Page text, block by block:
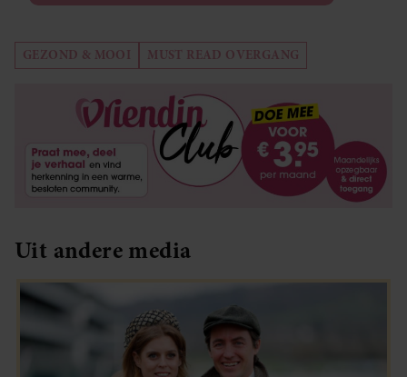
GEZOND & MOOI MUST READ OVERGANG
Uit andere media